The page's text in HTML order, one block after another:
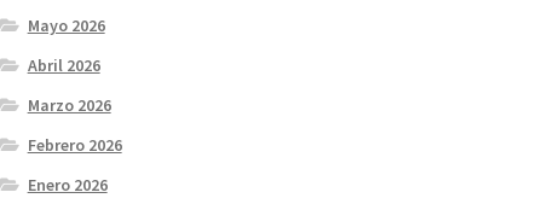
Mayo 2026
Abril 2026
Marzo 2026
Febrero 2026
Enero 2026